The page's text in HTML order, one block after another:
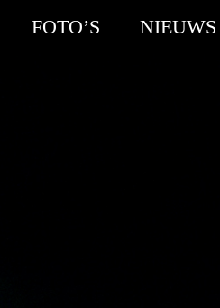
FOTO’S NIEUWS